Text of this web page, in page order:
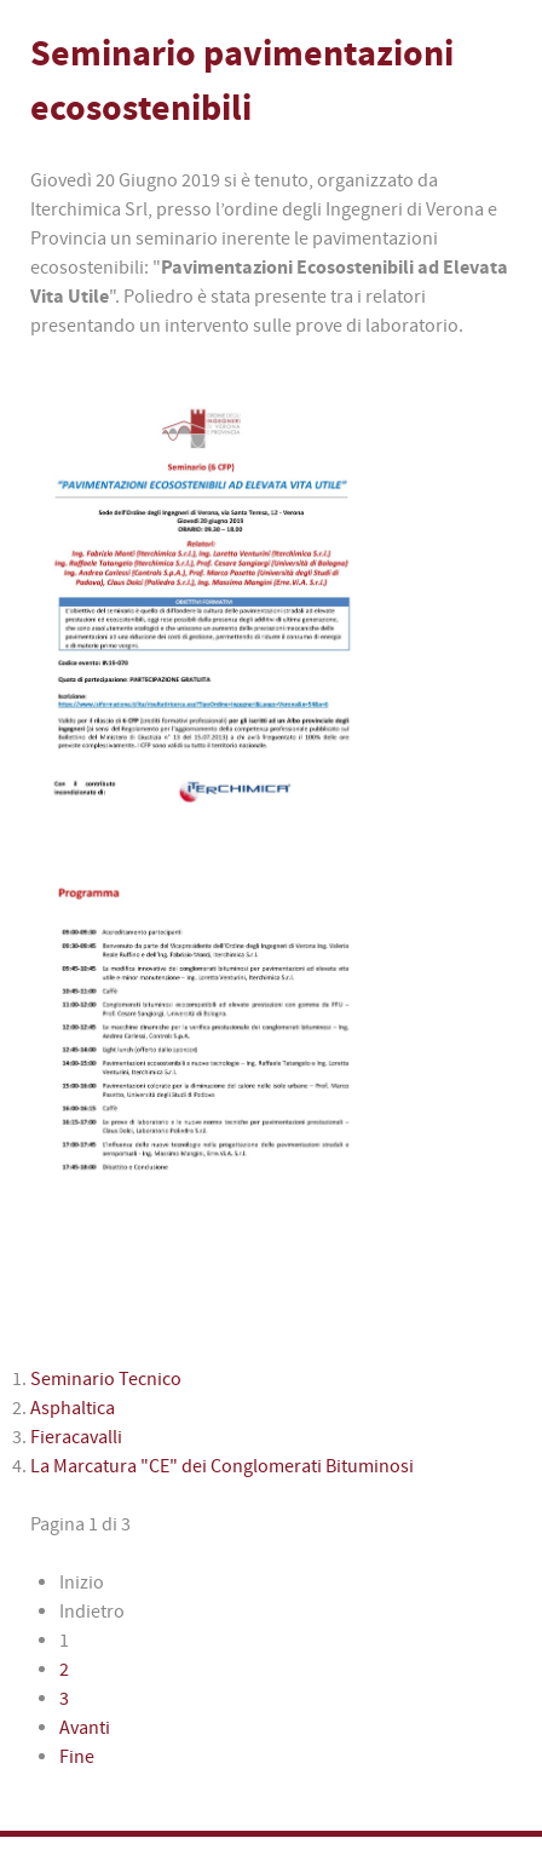
Seminario pavimentazioni
ecosostenibili
Giovedì 20 Giugno 2019 si è tenuto, organizzato da
Iterchimica Srl, presso l’ordine degli Ingegneri di Verona e
Provincia un seminario inerente le pavimentazioni
ecosostenibili: "Pavimentazioni Ecosostenibili ad Elevata
Vita Utile". Poliedro è stata presente tra i relatori
presentando un intervento sulle prove di laboratorio.
Seminario Tecnico
Asphaltica
Fieracavalli
La Marcatura "CE" dei Conglomerati Bituminosi
Pagina 1 di 3
Inizio
Indietro
1
2
3
Avanti
Fine